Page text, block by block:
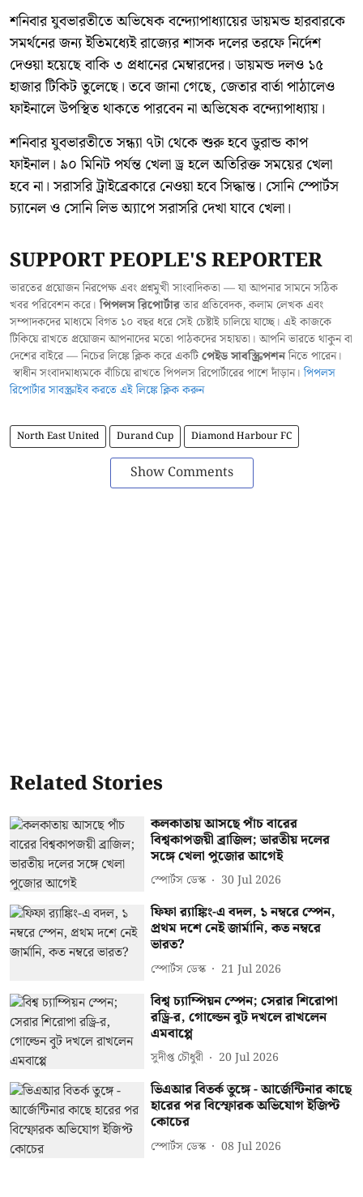
শনিবার যুবভারতীতে অভিষেক বন্দ্যোপাধ্যায়ের ডায়মন্ড হারবারকে
সমর্থনের জন্য ইতিমধ্যেই রাজ্যের শাসক দলের তরফে নির্দেশ
দেওয়া হয়েছে বাকি ৩ প্রধানের মেম্বারদের। ডায়মন্ড দলও ১৫
হাজার টিকিট তুলেছে। তবে জানা গেছে, জেতার বার্তা পাঠালেও
ফাইনালে উপস্থিত থাকতে পারবেন না অভিষেক বন্দ্যোপাধ্যায়।
শনিবার যুবভারতীতে সন্ধ্যা ৭টা থেকে শুরু হবে ডুরান্ড কাপ
ফাইনাল। ৯০ মিনিট পর্যন্ত খেলা ড্র হলে অতিরিক্ত সময়ের খেলা
হবে না। সরাসরি ট্রাইব্রেকারে নেওয়া হবে সিদ্ধান্ত। সোনি স্পোর্টস
চ্যানেল ও সোনি লিভ অ্যাপে সরাসরি দেখা যাবে খেলা।
SUPPORT PEOPLE'S REPORTER
ভারতের প্রয়োজন নিরপেক্ষ এবং প্রশ্নমুখী সাংবাদিকতা — যা আপনার সামনে সঠিক
খবর পরিবেশন করে।পিপলস রিপোর্টারতার প্রতিবেদক, কলাম লেখক এবং
সম্পাদকদের মাধ্যমে বিগত ১০ বছর ধরে সেই চেষ্টাই চালিয়ে যাচ্ছে। এই কাজকে
টিকিয়ে রাখতে প্রয়োজন আপনাদের মতো পাঠকদের সহায়তা। আপনি ভারতে থাকুন বা
দেশের বাইরে — নিচের লিঙ্কে ক্লিক করে একটিপেইড সাবস্ক্রিপশননিতে পারেন।
স্বাধীন সংবাদমাধ্যমকে বাঁচিয়ে রাখতে পিপলস রিপোর্টারের পাশে দাঁড়ান।পিপলস
রিপোর্টার সাবস্ক্রাইব করতে এই লিঙ্কে ক্লিক করুন
North East United Durand Cup Diamond Harbour FC
Show Comments
Related Stories
কলকাতায় আসছে পাঁচ বারের
বিশ্বকাপজয়ী ব্রাজিল; ভারতীয় দলের
সঙ্গে খেলা পুজোর আগেই
স্পোর্টস ডেস্ক 30 Jul 2026
ফিফা র‍্যাঙ্কিং-এ বদল, ১ নম্বরে স্পেন,
প্রথম দশে নেই জার্মানি, কত নম্বরে
ভারত?
স্পোর্টস ডেস্ক 21 Jul 2026
বিশ্ব চ্যাম্পিয়ন স্পেন; সেরার শিরোপা
রড্রি-র, গোল্ডেন বুট দখলে রাখলেন
এমবাপ্পে
সুদীপ্ত চৌধুরী 20 Jul 2026
ভিএআর বিতর্ক তুঙ্গে - আর্জেন্টিনার কাছে
হারের পর বিস্ফোরক অভিযোগ ইজিপ্ট
কোচের
স্পোর্টস ডেস্ক 08 Jul 2026